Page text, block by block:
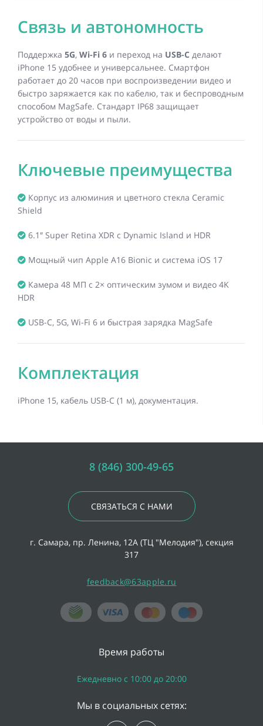
Связь и автономность
Поддержка 5G, Wi-Fi 6 и переход на USB-C делают
iPhone 15 удобнее и универсальнее. Смартфон
работает до 20 часов при воспроизведении видео и
быстро заряжается как по кабелю, так и беспроводным
способом MagSafe. Стандарт IP68 защищает
устройство от воды и пыли.
Ключевые преимущества
Корпус из алюминия и цветного стекла Ceramic
Shield
6.1″ Super Retina XDR с Dynamic Island и HDR
Мощный чип Apple A16 Bionic и система iOS 17
Камера 48 МП с 2× оптическим зумом и видео 4K
HDR
USB-C, 5G, Wi-Fi 6 и быстрая зарядка MagSafe
Комплектация
iPhone 15, кабель USB-C (1 м), документация.
8 (846) 300-49-65
СВЯЗАТЬСЯ С НАМИ
г. Самара, пр. Ленина, 12А (ТЦ "Мелодия"), секция
317
feedback@63apple.ru
Время работы
Ежедневно с 10:00 до 20:00
Мы в социальных сетях: